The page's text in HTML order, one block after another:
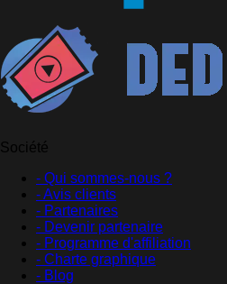
Société
- Qui sommes-nous ?
- Avis clients
- Partenaires
- Devenir partenaire
- Programme d'affiliation
- Charte graphique
- Blog